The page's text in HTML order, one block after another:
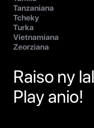
Tanzaniana
Tcheky
Turka
Vietnamiana
Zeorziana
Raiso ny
Play anio!